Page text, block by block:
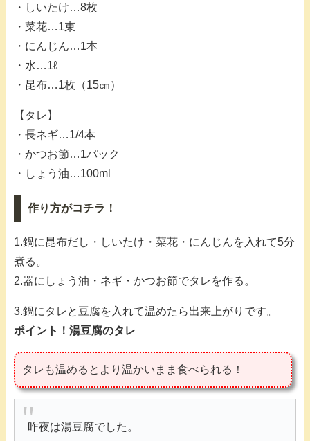
・しいたけ…8枚
・菜花…1束
・にんじん…1本
・水…1ℓ
・昆布…1枚（15㎝）
【タレ】
・長ネギ…1/4本
・かつお節…1パック
・しょう油…100ml
作り方がコチラ！
1.鍋に昆布だし・しいたけ・菜花・にんじんを入れて5分
煮る。
2.器にしょう油・ネギ・かつお節でタレを作る。
3.鍋にタレと豆腐を入れて温めたら出来上がりです。
ポイント！湯豆腐のタレ
タレも温めるとより温かいまま食べられる！
昨夜は湯豆腐でした。